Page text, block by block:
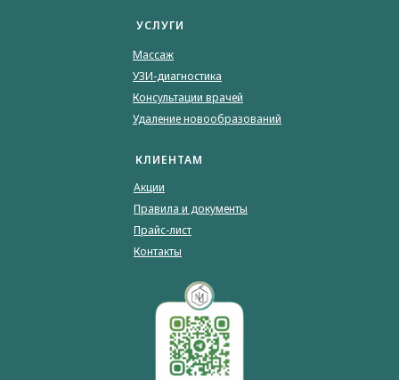
УСЛУГИ
Массаж
УЗИ-диагностика
Консультации врачей
Удаление новообразований
КЛИЕНТАМ
Акции
Правила и документы
Прайс-лист
Контакты